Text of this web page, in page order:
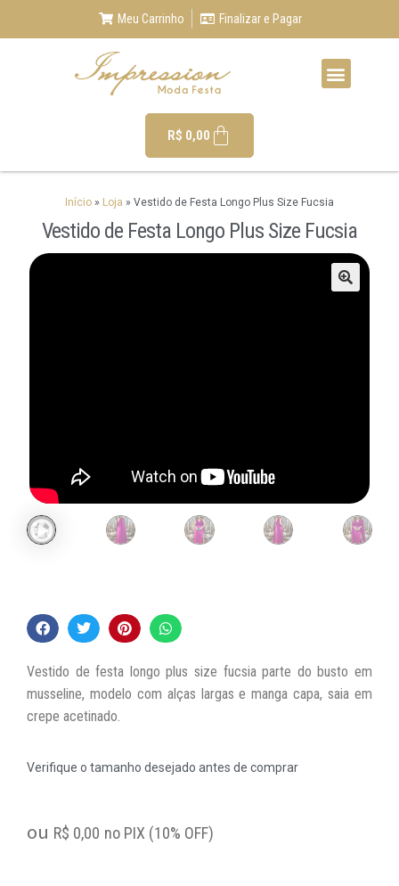
Meu Carrinho Finalizar e Pagar
R$ 0,00
Início » Loja » Vestido de Festa Longo Plus Size Fucsia
Vestido de Festa Longo Plus Size Fucsia
Vestido de festa longo plus size fucsia parte do busto em
musseline, modelo com alças largas e manga capa, saia em
crepe acetinado.
Verifique o tamanho desejado antes de comprar
ou R$ 0,00 no PIX (10% OFF)